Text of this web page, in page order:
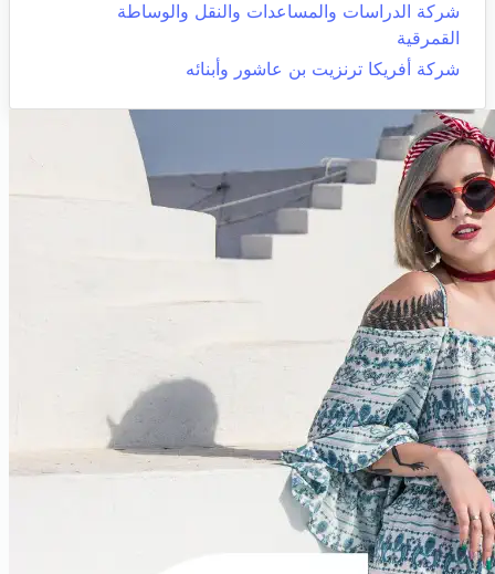
شركة الدراسات والمساعدات والنقل والوساطة
القمرقية
شركة أفريكا ترنزيت بن عاشور وأبنائه